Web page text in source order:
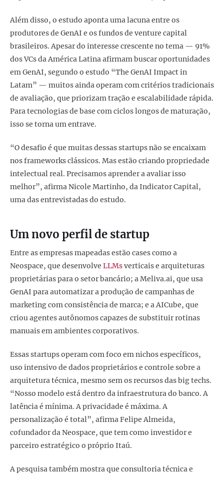
Além disso, o estudo aponta uma lacuna entre os
produtores de GenAI e os fundos de venture capital
brasileiros. Apesar do interesse crescente no tema — 91%
dos VCs da América Latina afirmam buscar oportunidades
em GenAI, segundo o estudo “The GenAI Impact in
Latam” — muitos ainda operam com critérios tradicionais
de avaliação, que priorizam tração e escalabilidade rápida.
Para tecnologias de base com ciclos longos de maturação,
isso se torna um entrave.
“O desafio é que muitas dessas startups não se encaixam
nos frameworks clássicos. Mas estão criando propriedade
intelectual real. Precisamos aprender a avaliar isso
melhor”, afirma Nicole Martinho, da Indicator Capital,
uma das entrevistadas do estudo.
Um novo perfil de startup
Entre as empresas mapeadas estão cases como a
Neospace, que desenvolve LLMsverticais e arquiteturas
proprietárias para o setor bancário; a Meliva.ai, que usa
GenAI para automatizar a produção de campanhas de
marketing com consistência de marca; e a AICube, que
criou agentes autônomos capazes de substituir rotinas
manuais em ambientes corporativos.
Essas startups operam com foco em nichos específicos,
uso intensivo de dados proprietários e controle sobre a
arquitetura técnica, mesmo sem os recursos das big techs.
“Nosso modelo está dentro da infraestrutura do banco. A
latência é mínima. A privacidade é máxima. A
personalização é total”, afirma Felipe Almeida,
cofundador da Neospace, que tem como investidor e
parceiro estratégico o próprio Itaú.
A pesquisa também mostra que consultoria técnica e